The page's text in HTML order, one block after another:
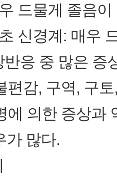
드물게 졸음
신경계: 매우
반응 중 많은 증
편감, 구역, 구
에 의한 증상과
가 많다.